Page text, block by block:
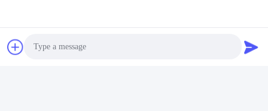
πωλήσεων OKI C710 C711--
Το Μ έχει υψηλό - ποιότητα
τιμή